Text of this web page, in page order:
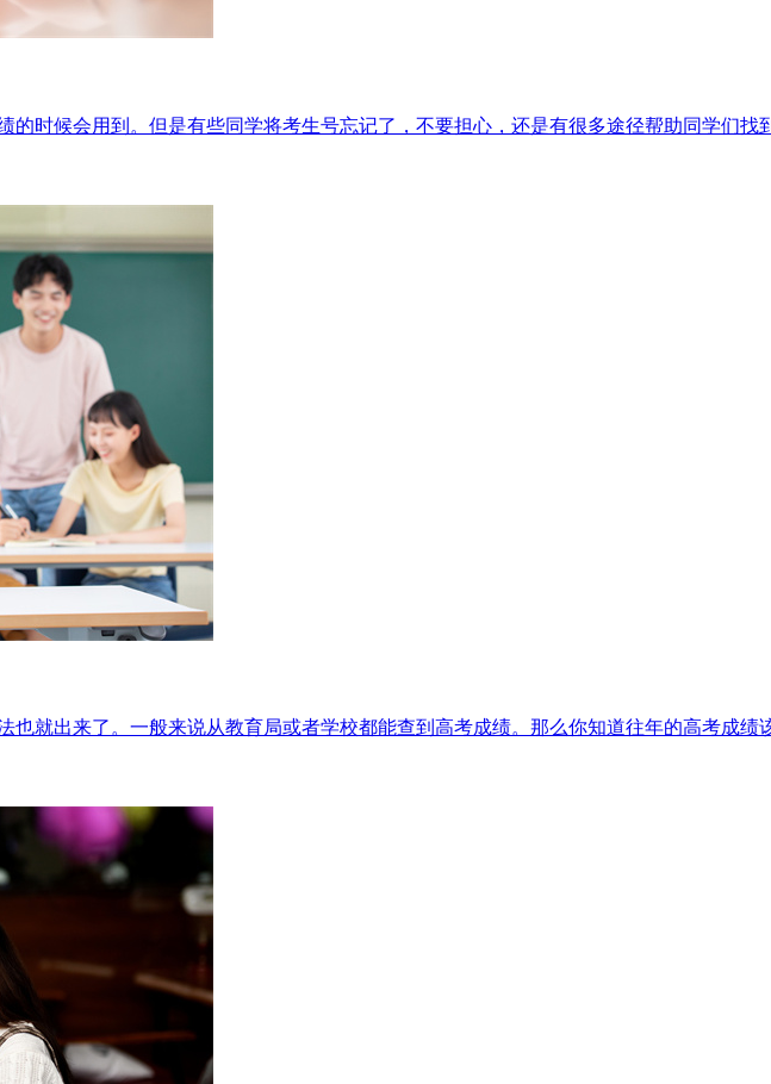
的时候会用到。但是有些同学将考生号忘记了，不要担心，还是有很多途径帮助同学们找
也就出来了。一般来说从教育局或者学校都能查到高考成绩。那么你知道往年的高考成绩